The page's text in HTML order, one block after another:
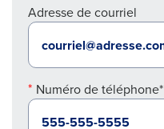
Adresse de courriel
Numéro de téléphone*